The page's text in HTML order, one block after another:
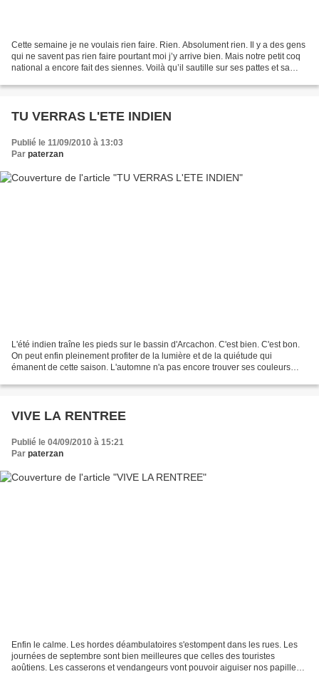
Cette semaine je ne voulais rien faire. Rien. Absolument rien. Il y a des gens
qui ne savent pas rien faire pourtant moi j’y arrive bien. Mais notre petit coq
national a encore fait des siennes. Voilà qu’il sautille sur ses pattes et sa
TU VERRAS L'ETE INDIEN
Publié le 11/09/2010 à 13:03
Par paterzan
L'été indien traîne les pieds sur le bassin d'Arcachon. C'est bien. C'est bon.
On peut enfin pleinement profiter de la lumière et de la quiétude qui
émanent de cette saison. L'automne n'a pas encore trouver ses couleurs
VIVE LA RENTREE
Publié le 04/09/2010 à 15:21
Par paterzan
Enfin le calme. Les hordes déambulatoires s'estompent dans les rues. Les
journées de septembre sont bien meilleures que celles des touristes
aoûtiens. Les casserons et vendangeurs vont pouvoir aiguiser nos papilles.